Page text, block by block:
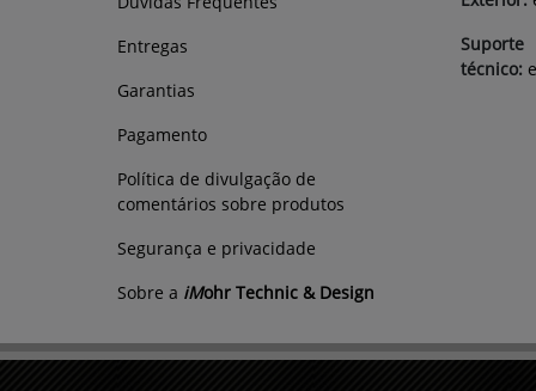
Entregas
Garantias
Pagamento
Política de divulgação de
comentários sobre produtos
Segurança e privacidade
Sobre a iMohr Technic & Design
Suporte
técnico: